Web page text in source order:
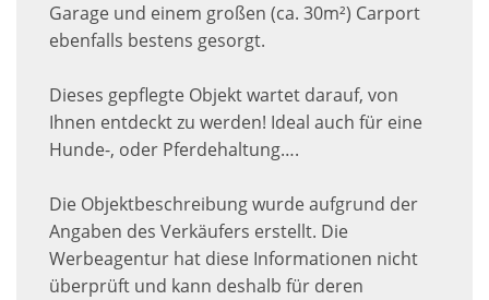
Garage und einem großen (ca. 30m²) Carport
ebenfalls bestens gesorgt.
Dieses gepflegte Objekt wartet darauf, von
Ihnen entdeckt zu werden! Ideal auch für eine
Hunde-, oder Pferdehaltung….
Die Objektbeschreibung wurde aufgrund der
Angaben des Verkäufers erstellt. Die
Werbeagentur hat diese Informationen nicht
überprüft und kann deshalb für deren